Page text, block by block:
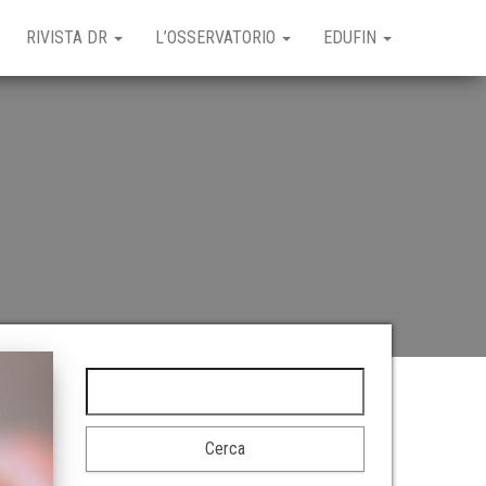
RIVISTA DR L’OSSERVATORIO EDUFIN